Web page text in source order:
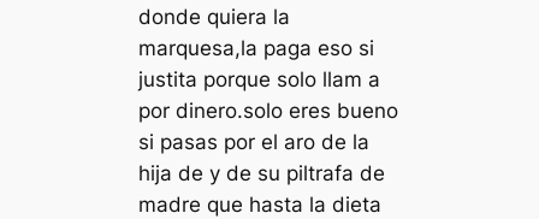
donde quiera la
marquesa,la paga eso si
justita porque solo llam a
por dinero.solo eres bueno
si pasas por el aro de la
hija de y de su piltrafa de
madre que hasta la dieta